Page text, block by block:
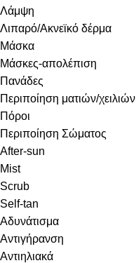
Λάμψη
Λιπαρό/Ακνεϊκό δέρμα
Μάσκα
Μάσκες-απολέπιση
Πανάδες
Περιποίηση ματιών/χειλιών
Πόροι
Περιποίηση Σώματος
After-sun
Mist
Scrub
Self-tan
Αδυνάτισμα
Αντιγήρανση
Αντιηλιακά